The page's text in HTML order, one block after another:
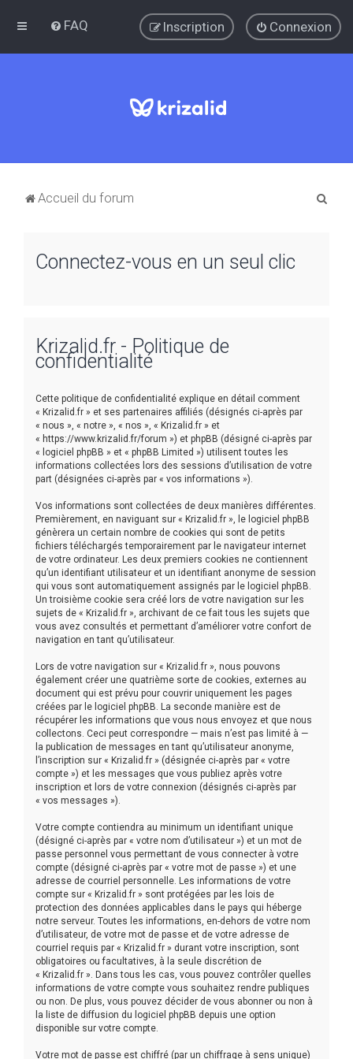
FAQ Connexion
Inscription
Accueil du forum
Connectez-vous en un seul clic
Krizalid.fr - Politique de
confidentialité
Cette politique de confidentialité explique en détail comment
« Krizalid.fr » et ses partenaires affiliés (désignés ci-après par
« nous », « notre », « nos », « Krizalid.fr » et
« https://www.krizalid.fr/forum ») et phpBB (désigné ci-après par
« logiciel phpBB » et « phpBB Limited ») utilisent toutes les
informations collectées lors des sessions d’utilisation de votre
part (désignées ci-après par « vos informations »).
Vos informations sont collectées de deux manières différentes.
Premièrement, en naviguant sur « Krizalid.fr », le logiciel phpBB
génèrera un certain nombre de cookies qui sont de petits
fichiers téléchargés temporairement par le navigateur internet
de votre ordinateur. Les deux premiers cookies ne contiennent
qu’un identifiant utilisateur et un identifiant anonyme de session
qui vous sont automatiquement assignés par le logiciel phpBB.
Un troisième cookie sera créé lors de votre navigation sur les
sujets de « Krizalid.fr », archivant de ce fait tous les sujets que
vous avez consultés et permettant d’améliorer votre confort de
navigation en tant qu’utilisateur.
Lors de votre navigation sur « Krizalid.fr », nous pouvons
également créer une quatrième sorte de cookies, externes au
document qui est prévu pour couvrir uniquement les pages
créées par le logiciel phpBB. La seconde manière est de
récupérer les informations que vous nous envoyez et que nous
collectons. Ceci peut correspondre — mais n’est pas limité à —
la publication de messages en tant qu’utilisateur anonyme,
l’inscription sur « Krizalid.fr » (désignée ci-après par « votre
compte ») et les messages que vous publiez après votre
inscription et lors de votre connexion (désignés ci-après par
« vos messages »).
Votre compte contiendra au minimum un identifiant unique
(désigné ci-après par « votre nom d’utilisateur ») et un mot de
passe personnel vous permettant de vous connecter à votre
compte (désigné ci-après par « votre mot de passe ») et une
adresse de courriel personnelle. Les informations de votre
compte sur « Krizalid.fr » sont protégées par les lois de
protection des données applicables dans le pays qui héberge
notre serveur. Toutes les informations, en-dehors de votre nom
d’utilisateur, de votre mot de passe et de votre adresse de
courriel requis par « Krizalid.fr » durant votre inscription, sont
obligatoires ou facultatives, à la seule discrétion de
« Krizalid.fr ». Dans tous les cas, vous pouvez contrôler quelles
informations de votre compte vous souhaitez rendre publiques
ou non. De plus, vous pouvez décider de vous abonner ou non à
la liste de diffusion du logiciel phpBB depuis une option
disponible sur votre compte.
Votre mot de passe est chiffré (par un chiffrage à sens unique)